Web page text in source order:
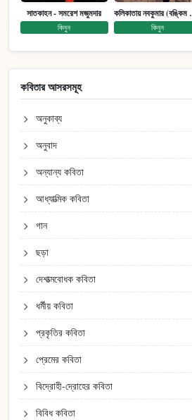
সাতকাহন - সমরেশ মজুমদার
কিনুন
কলিকাতায়
কিনুন
কবিতার আসরসমূহ
অনুকাব্য
অনুবাদ
অন্যান্য কবিতা
আধ্যাত্মিক কবিতা
গান
ছড়া
দেশাত্মবোধক কবিতা
ধর্মীয় কবিতা
প্রকৃতির কবিতা
প্রেমের কবিতা
বিদ্রোহী-দ্রোহের কবিতা
বিবিধ কবিতা